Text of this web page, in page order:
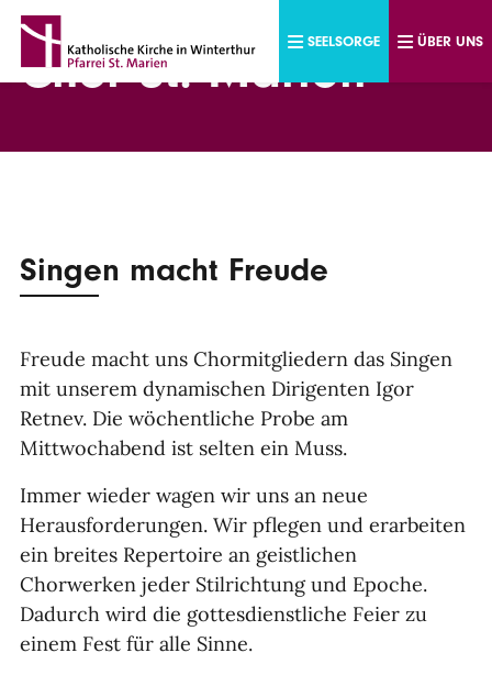
Direkt zum Inhalt
SEELSORGE ÜBER UNS
Chor St. Marien
Singen macht Freude
Freude macht uns Chormitgliedern das Singen
mit unserem dynamischen Dirigenten Igor
Retnev. Die wöchentliche Probe am
Mittwochabend ist selten ein Muss.
Immer wieder wagen wir uns an neue
Herausforderungen. Wir pflegen und erarbeiten
ein breites Repertoire an geistlichen
Chorwerken jeder Stilrichtung und Epoche.
Dadurch wird die gottesdienstliche Feier zu
einem Fest für alle Sinne.